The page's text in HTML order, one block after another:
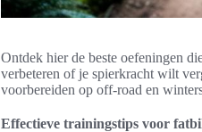
Ontdek hier de beste oefeningen
verbeteren of je spierkracht wilt
voorbereiden op off-road en
Effectieve trainingstips voor